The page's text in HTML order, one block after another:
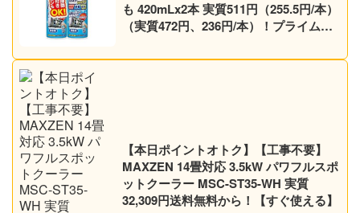
も 420mLx2本 実質511円（255.5円/本）
（実質472円、236円/本）！プライム会
【本日ポイントオトク】【工事不要】
MAXZEN 14畳対応 3.5kW パワフルスポ
ットクーラー MSC-ST35-WH 実質
32,309円送料無料から！【すぐ使える】